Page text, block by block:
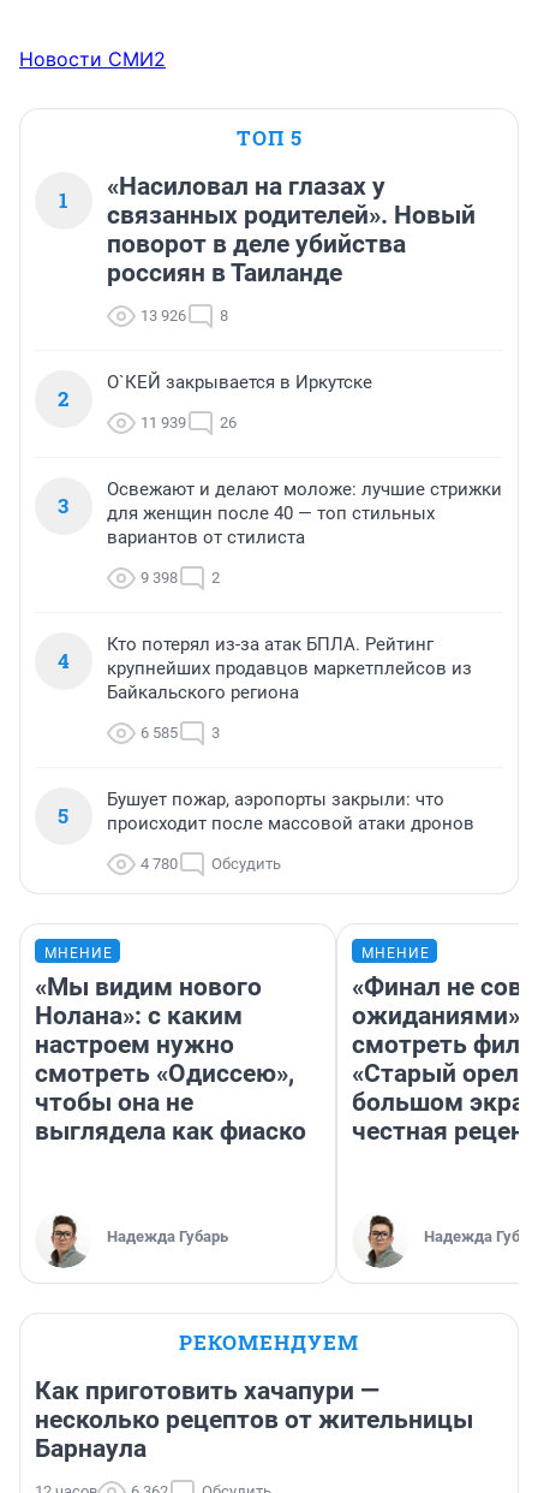
Новости СМИ2
ТОП 5
1
«Насиловал на глазах у
связанных родителей». Новый
поворот в деле убийства
россиян в Таиланде
13 926 8
2
О`КЕЙ закрывается в Иркутске
11 939 26
3
Освежают и делают моложе: лучшие стрижки
для женщин после 40 — топ стильных
вариантов от стилиста
9 398 2
4
Кто потерял из-за атак БПЛА. Рейтинг
крупнейших продавцов маркетплейсов из
Байкальского региона
6 585 3
5
Бушует пожар, аэропорты закрыли: что
происходит после массовой атаки дронов
4 780 Обсудить
МНЕНИЕ
«Мы видим нового
Нолана»: с каким
настроем нужно
смотреть «Одиссею»,
чтобы она не
выглядела как фиаско
Надежда Губарь
МНЕНИЕ
«Финал не
ожиданиями»:
смотреть
«Старый орел»
большом
честная
Надежда
РЕКОМЕНДУЕМ
Как приготовить хачапури —
несколько рецептов от жительницы
Барнаула